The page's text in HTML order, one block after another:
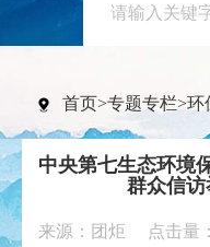
首页>专题专栏>环
中央第七生态环境
群众信
来源：团炬 点击量：